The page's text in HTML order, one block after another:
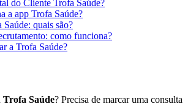
do Cliente Trofa Saúde?
a app Trofa Saúde?
quais são?
como funciona?
a Trofa Saúde?
Trofa Saúde? Precisa de marcar uma